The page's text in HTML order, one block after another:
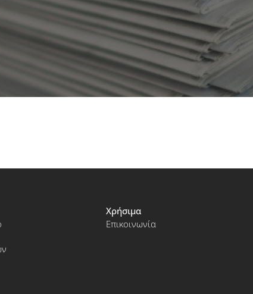
Χρήσιμα
Επικοινωνία